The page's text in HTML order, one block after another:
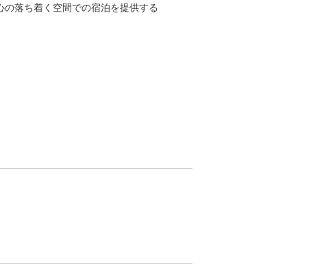
落ち着く空間での宿泊を提供する